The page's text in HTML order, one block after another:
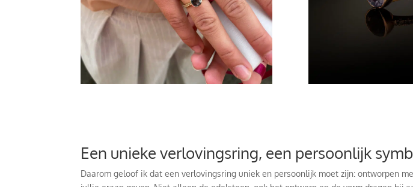
Een unieke verlovingsring, een persoonlijk
Daarom geloof ik dat een verlovingsring uniek en persoonlijk moet zijn: ontworpen